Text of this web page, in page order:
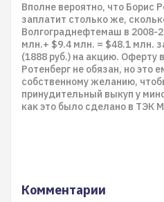
Вполне вероятно, что Борис
заплатит столько же,
Волгограднефтемаш в 2008-
млн.+ $9.4 млн. = $48.1 млн.
(1888 руб.) на акцию. Оферту
Ротенберг не обязан, но это
собственному желанию,
принудительный выкуп у
как это было сделано в ТЭК
Комментарии